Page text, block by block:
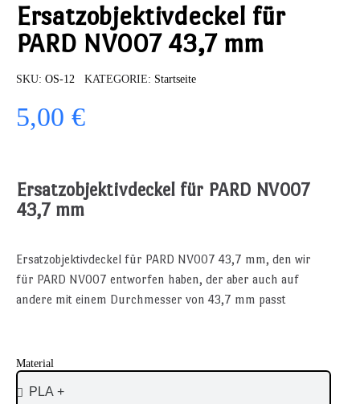
Ersatzobjektivdeckel für
PARD NV007 43,7 mm
SKU OS-12 KATEGORIE Startseite
5,00 €
Ersatzobjektivdeckel für PARD NV007
43,7 mm
Ersatzobjektivdeckel für PARD NV007 43,7 mm, den wir
für PARD NV007 entworfen haben, der aber auch auf
andere mit einem Durchmesser von 43,7 mm passt
Material